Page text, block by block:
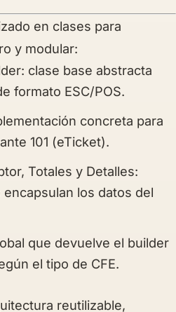
en clases para
y modular:
clase base abstracta
formato ESC/POS.
concreta para
101 (eTicket).
Totales y Detalles:
los datos del
que devuelve el builder
el tipo de CFE.
reutilizable,